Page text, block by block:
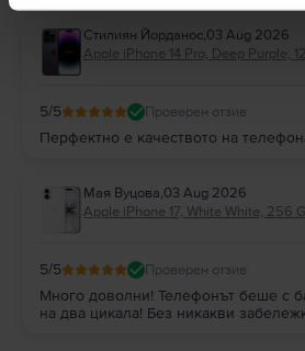
Стилиян Йорданос,03 Aug 2026
Apple iPhone 14 Pro, Deep Purple,
5/5 Проверен отзив
Перфектно е качеството на
Мая Вуцова,03 Aug 2026
Apple iPhone 17, White White, 256
5/5 Проверен отзив
Много доволни! Телефонът беше с
на два цикала! Без никакви